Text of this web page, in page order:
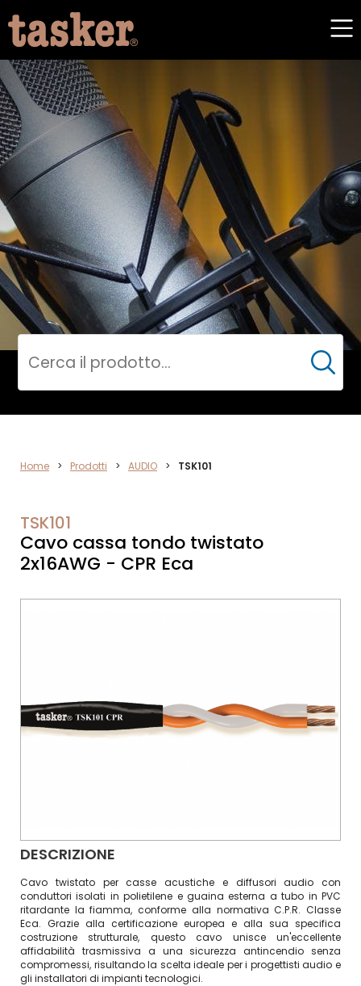
AUDIO
Cerca
Home > Prodotti > AUDIO > TSK101
TSK101
Cavo cassa tondo twistato
2x16AWG - CPR Eca
DESCRIZIONE
Cavo twistato per casse acustiche e diffusori audio con
conduttori isolati in polietilene e guaina esterna a tubo in PVC
ritardante la fiamma, conforme alla normativa C.P.R. Classe
Eca. Grazie alla certificazione europea e alla sua specifica
costruzione strutturale, questo cavo unisce un'eccellente
affidabilità trasmissiva a una sicurezza antincendio senza
compromessi, risultando la scelta ideale per i progettisti audio e
gli installatori di impianti tecnologici.